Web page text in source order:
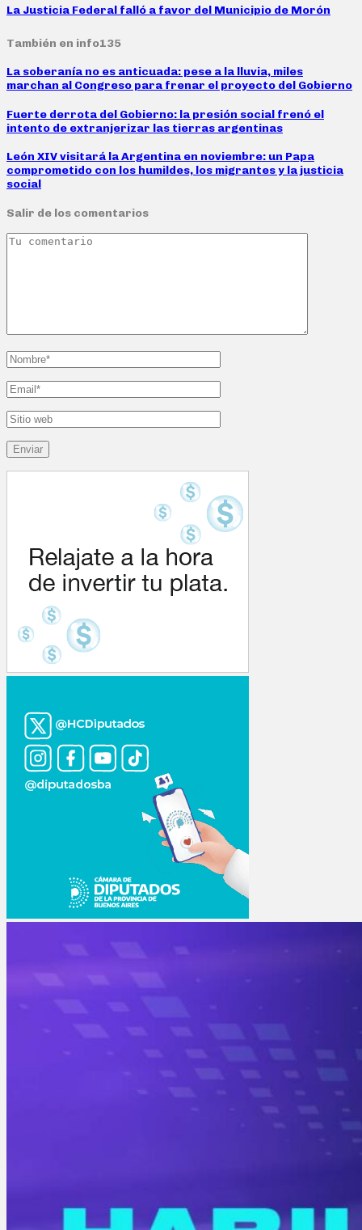
La Justicia Federal falló a favor del Municipio de Morón
También en info135
La soberanía no es anticuada: pese a la lluvia, miles
marchan al Congreso para frenar el proyecto del Gobierno
Fuerte derrota del Gobierno: la presión social frenó el
intento de extranjerizar las tierras argentinas
León XIV visitará la Argentina en noviembre: un Papa
comprometido con los humildes, los migrantes y la justicia
social
Salir de los comentarios